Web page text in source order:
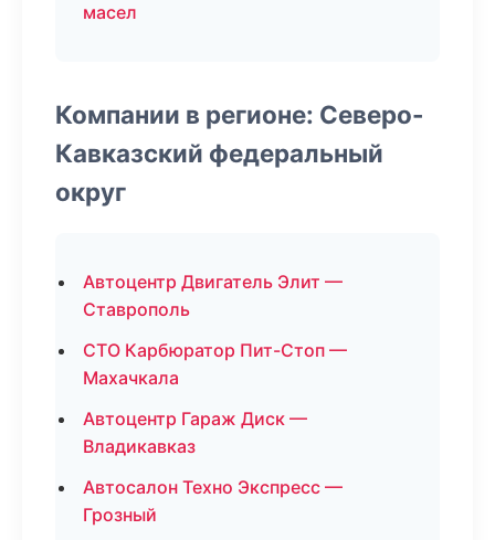
масел
Компании в регионе: Северо-
Кавказский федеральный
округ
Автоцентр Двигатель Элит —
Ставрополь
СТО Карбюратор Пит-Стоп —
Махачкала
Автоцентр Гараж Диск —
Владикавказ
Автосалон Техно Экспресс —
Грозный